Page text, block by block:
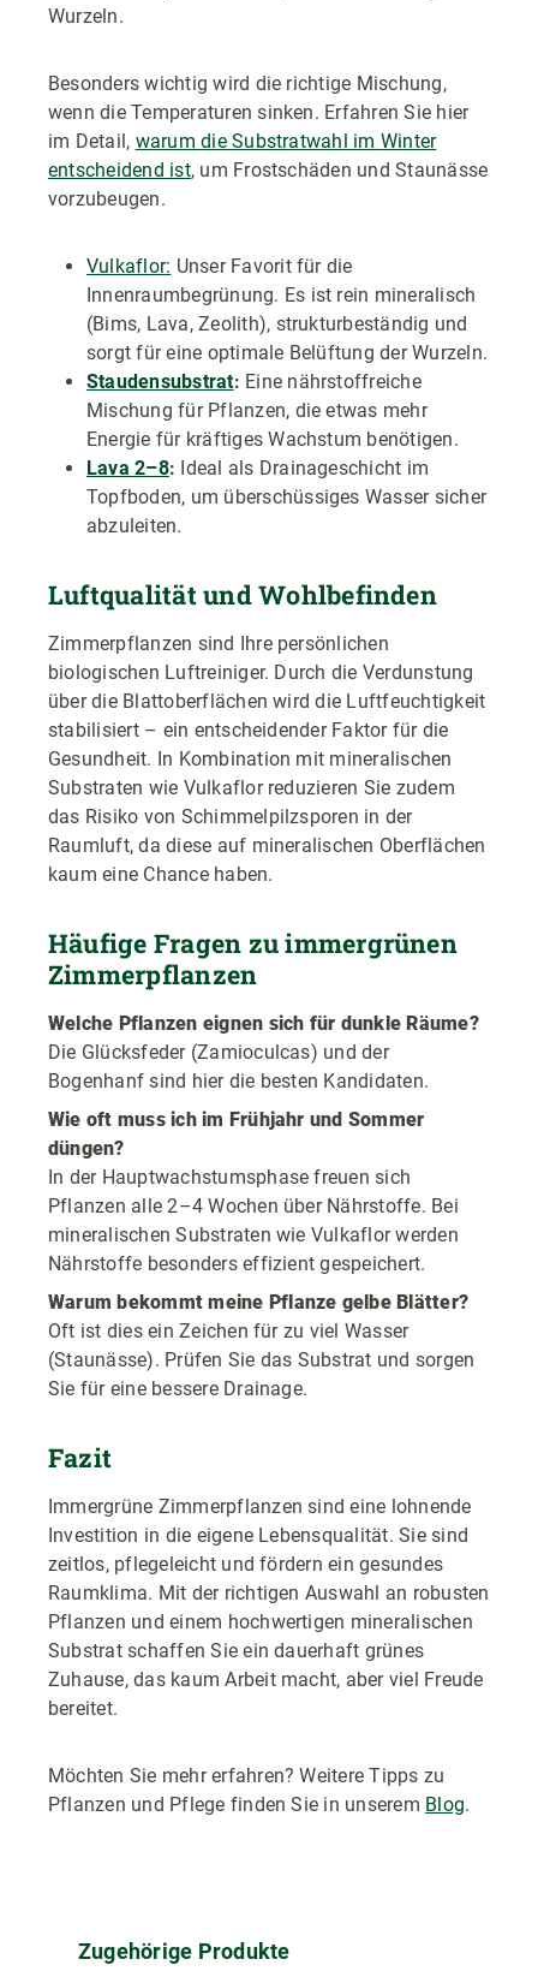
Wurzeln.
Besonders wichtig wird die richtige Mischung,
wenn die Temperaturen sinken. Erfahren Sie hier
im Detail, warum die Substratwahl im Winter
entscheidend ist, um Frostschäden und Staunässe
vorzubeugen.
Vulkaflor: Unser Favorit für die
Innenraumbegrünung. Es ist rein mineralisch
(Bims, Lava, Zeolith), strukturbeständig und
sorgt für eine optimale Belüftung der Wurzeln.
Staudensubstrat: Eine nährstoffreiche
Mischung für Pflanzen, die etwas mehr
Energie für kräftiges Wachstum benötigen.
Lava 2–8: Ideal als Drainageschicht im
Topfboden, um überschüssiges Wasser sicher
abzuleiten.
Luftqualität und Wohlbefinden
Zimmerpflanzen sind Ihre persönlichen
biologischen Luftreiniger. Durch die Verdunstung
über die Blattoberflächen wird die Luftfeuchtigkeit
stabilisiert – ein entscheidender Faktor für die
Gesundheit. In Kombination mit mineralischen
Substraten wie Vulkaflor reduzieren Sie zudem
das Risiko von Schimmelpilzsporen in der
Raumluft, da diese auf mineralischen Oberflächen
kaum eine Chance haben.
Häufige Fragen zu immergrünen
Zimmerpflanzen
Welche Pflanzen eignen sich für dunkle Räume?
Die Glücksfeder (Zamioculcas) und der
Bogenhanf sind hier die besten Kandidaten.
Wie oft muss ich im Frühjahr und Sommer
düngen?
In der Hauptwachstumsphase freuen sich
Pflanzen alle 2–4 Wochen über Nährstoffe. Bei
mineralischen Substraten wie Vulkaflor werden
Nährstoffe besonders effizient gespeichert.
Warum bekommt meine Pflanze gelbe Blätter?
Oft ist dies ein Zeichen für zu viel Wasser
(Staunässe). Prüfen Sie das Substrat und sorgen
Sie für eine bessere Drainage.
Fazit
Immergrüne Zimmerpflanzen sind eine lohnende
Investition in die eigene Lebensqualität. Sie sind
zeitlos, pflegeleicht und fördern ein gesundes
Raumklima. Mit der richtigen Auswahl an robusten
Pflanzen und einem hochwertigen mineralischen
Substrat schaffen Sie ein dauerhaft grünes
Zuhause, das kaum Arbeit macht, aber viel Freude
bereitet.
Möchten Sie mehr erfahren? Weitere Tipps zu
Pflanzen und Pflege finden Sie in unserem Blog.
Produktgalerie überspringen
Zugehörige Produkte